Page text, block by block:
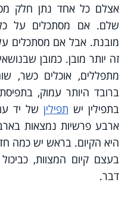
אצלם כל אחד נתן חלק
שלם. אם מסתכלים על
מובנת. אבל אם מסתכלים
זה יותר מובן. כמובן
מתפללים, אוכלים כשר,
ברובד היותר עמוק,
בתפילין יש תפילין של יד
ארבע פרשיות נמצאות
היא הקיום. בראש יש כמה
בעצם קיום המצוות,
דבר.